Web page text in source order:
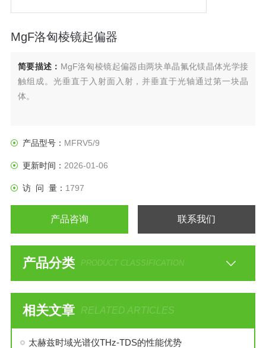
MgF洛匈棱镜起偏器
简要描述： MgF洛匈棱镜起偏器由两块单晶氟化镁晶体光学接
触组成。光垂直于入射面入射，并垂直于光轴通过第一块晶
体。
产品型号： MFRV5/9
更新时间： 2026-01-06
访 问 量： 1797
产品咨询 联系我们
产品分类 PRODUCT CLASSIFICATION
相关文章 RELATED ARTICLES
太赫兹时域光谱仪THz-TDS的性能优势